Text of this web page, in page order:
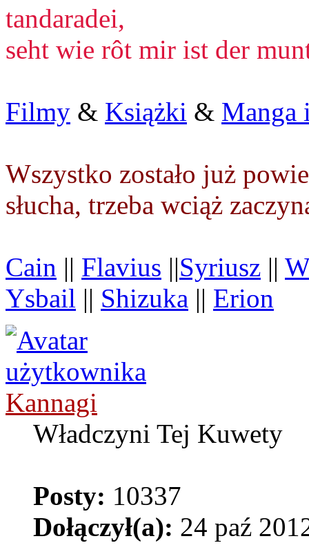
tandaradei,
seht wie rôt mir ist der
Filmy & Książki & Manga
Wszystko zostało już
słucha, trzeba wciąż
Cain || Flavius ||Syriusz ||
Ysbail || Shizuka || Erion
Kannagi
Władczyni Tej Kuwety
Posty: 10337
Dołączył(a): 24 paź